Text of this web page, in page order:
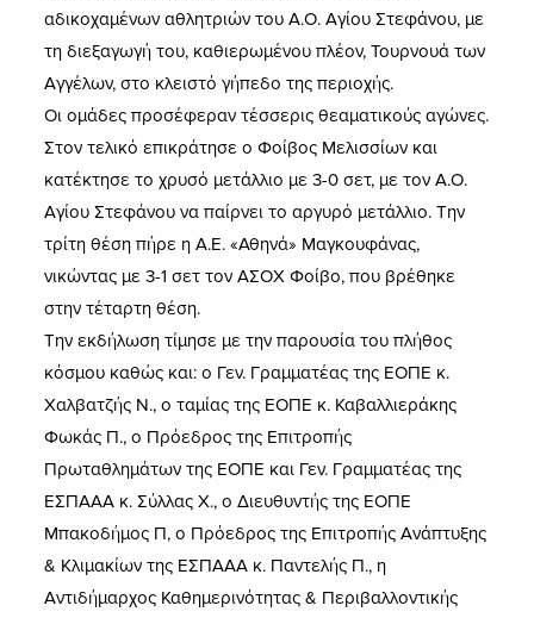
αδικοχαμένων αθλητριών του Α.Ο. Αγίου Στεφάνου, με
τη διεξαγωγή του, καθιερωμένου πλέον, Τουρνουά των
Αγγέλων, στο κλειστό γήπεδο της περιοχής.
Οι ομάδες προσέφεραν τέσσερις θεαματικούς αγώνες.
Στον τελικό επικράτησε ο Φοίβος Μελισσίων και
κατέκτησε το χρυσό μετάλλιο με 3-0 σετ, με τον Α.Ο.
Αγίου Στεφάνου να παίρνει το αργυρό μετάλλιο. Την
τρίτη θέση πήρε η Α.Ε. «Αθηνά» Μαγκουφάνας,
νικώντας με 3-1 σετ τον ΑΣΟΧ Φοίβο, που βρέθηκε
στην τέταρτη θέση.
Την εκδήλωση τίμησε με την παρουσία του πλήθος
κόσμου καθώς και: ο Γεν. Γραμματέας της ΕΟΠΕ κ.
Χαλβατζής Ν., ο ταμίας της ΕΟΠΕ κ. Καβαλλιεράκης
Φωκάς Π., ο Πρόεδρος της Επιτροπής
Πρωταθλημάτων της ΕΟΠΕ και Γεν. Γραμματέας της
ΕΣΠΑΑΑ κ. Σύλλας Χ., ο Διευθυντής της ΕΟΠΕ
Μπακοδήμος Π, ο Πρόεδρος της Επιτροπής Ανάπτυξης
& Κλιμακίων της ΕΣΠΑΑΑ κ. Παντελής Π., η
Αντιδήμαρχος Καθημερινότητας & Περιβαλλοντικής